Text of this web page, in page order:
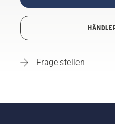
Frage stellen